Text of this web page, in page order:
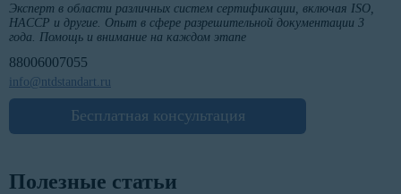
Эксперт в области различных систем сертификации, включая ISO,
HACCP и другие. Опыт в сфере разрешительной документации 3
года. Помощь и внимание на каждом этапе
88006007055
info@ntdstandart.ru
Бесплатная консультация
Полезные статьи